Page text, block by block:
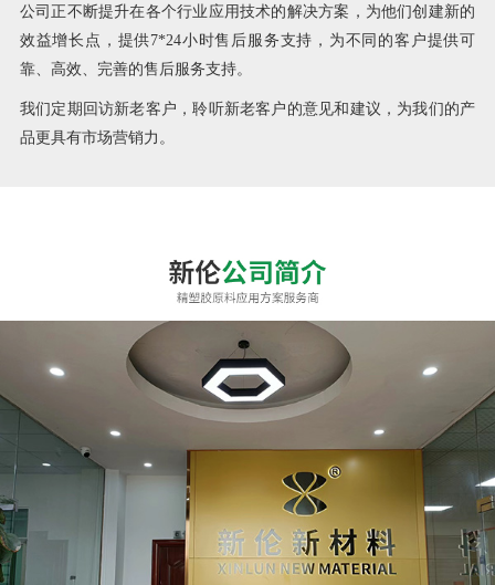
公司正不断提升在各个行业应用技术的解决方案，为他们创建新的
效益增长点，提供7*24小时售后服务支持，为不同的客户提供可
靠、高效、完善的售后服务支持。
我们定期回访新老客户，聆听新老客户的意见和建议，为我们的产
品更具有市场营销力。